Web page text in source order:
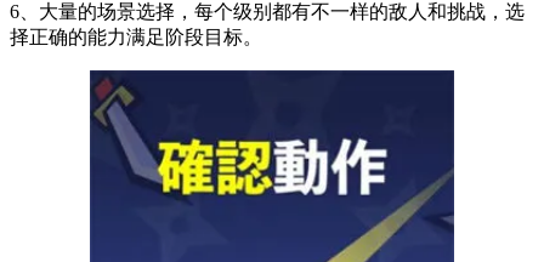
6、大量的场景选择，每个级别都有不一样的敌人和挑战，选
择正确的能力满足阶段目标。